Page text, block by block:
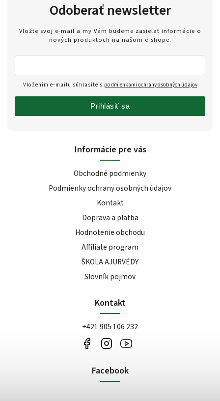
Informácie pre vás
Obchodné podmienky
Podmienky ochrany osobných údajov
Kontakt
Doprava a platba
Hodnotenie obchodu
Affiliate program
ŠKOLA AJURVÉDY
Slovník pojmov
Kontakt
+421 905 106 232
Facebook
Odoberať newsletter
Vložte svoj e-mail a my Vám budeme zasielať informácie o
nových produktoch na našom e-shope.
Vložením e-mailu súhlasíte s podmienkami ochrany osobných údajov
Prihlásiť sa